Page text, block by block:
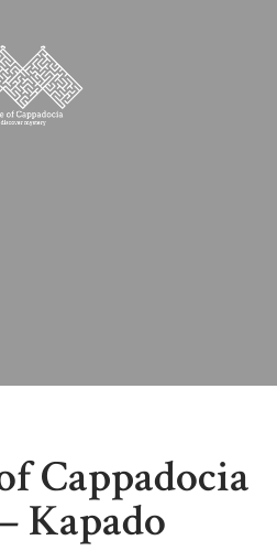
Cappadocia
Kapado